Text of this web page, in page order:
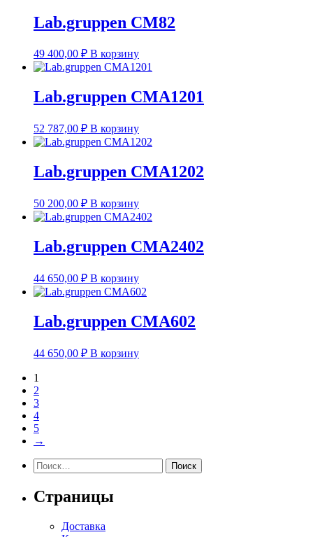
Lab.gruppen CM82
49 400,00 ₽ В корзину
Lab.gruppen CMA1201
52 787,00 ₽ В корзину
Lab.gruppen CMA1202
50 200,00 ₽ В корзину
Lab.gruppen CMA2402
44 650,00 ₽ В корзину
Lab.gruppen CMA602
44 650,00 ₽ В корзину
1
2
3
4
5
→
Найти:
Страницы
Доставка